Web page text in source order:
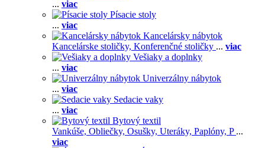
... viac
Písacie stoly
... viac
Kancelársky nábytok
Kancelárske stoličky, Konferenčné stoličky ... viac
Vešiaky a doplnky
... viac
Univerzálny nábytok
... viac
Sedacie vaky
... viac
Bytový textil
Vankúše, Obliečky, Osušky, Uteráky, Paplóny, P ...
viac